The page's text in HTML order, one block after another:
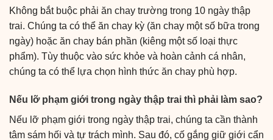
Không bắt buộc phải ăn chay trường trong 10 ngày thập
trai. Chúng ta có thể ăn chay kỳ (ăn chay một số bữa trong
ngày) hoặc ăn chay bán phần (kiêng một số loại thực
phẩm). Tùy thuộc vào sức khỏe và hoàn cảnh cá nhân,
chúng ta có thể lựa chọn hình thức ăn chay phù hợp.
Nếu lỡ phạm giới trong ngày thập trai thì phải làm sao?
Nếu lỡ phạm giới trong ngày thập trai, chúng ta cần thành
tâm sám hối và tự trách mình. Sau đó, cố gắng giữ giới cẩn